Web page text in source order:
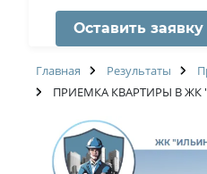
Оставить заявку
Главная Результаты
ПРИЕМКА КВАРТИРЫ В ЖК